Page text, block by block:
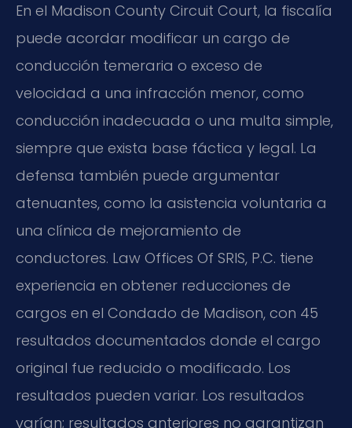
En el Madison County Circuit Court, la fiscalía
puede acordar modificar un cargo de
conducción temeraria o exceso de
velocidad a una infracción menor, como
conducción inadecuada o una multa simple,
siempre que exista base fáctica y legal. La
defensa también puede argumentar
atenuantes, como la asistencia voluntaria a
una clínica de mejoramiento de
conductores. Law Offices Of SRIS, P.C. tiene
experiencia en obtener reducciones de
cargos en el Condado de Madison, con 45
resultados documentados donde el cargo
original fue reducido o modificado. Los
resultados pueden variar. Los resultados
varían; resultados anteriores no garantizan